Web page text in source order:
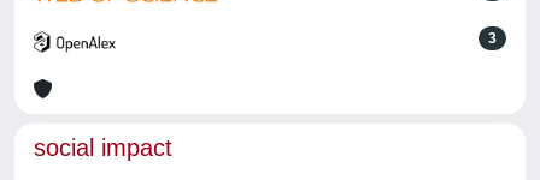
3
social impact